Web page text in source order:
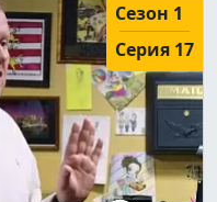
Сезон 1
Серия 17